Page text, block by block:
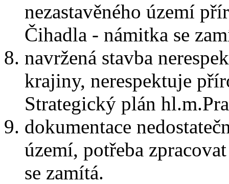
nezastavěného území
Čihadla - námitka se
navržená stavba
krajiny, nerespektuje
Strategický plán
dokumentace
území, potřeba
se zamítá.